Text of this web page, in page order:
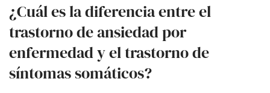
¿Cuál es la diferencia entre el
trastorno de ansiedad por
enfermedad y el trastorno de
síntomas somáticos?